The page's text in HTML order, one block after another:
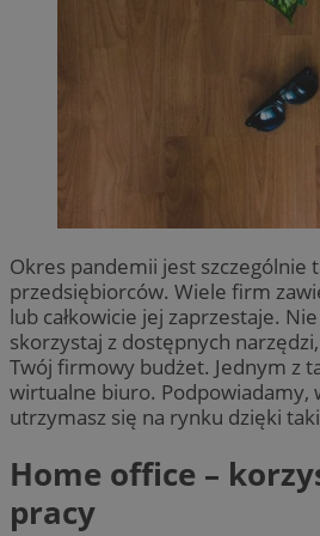
Okres pandemii jest szczególnie
przedsiębiorców. Wiele firm
lub całkowicie jej zaprzestaje.
skorzystaj z dostępnych
Twój firmowy budżet. Jednym z
wirtualne biuro. Podpowiadamy,
utrzymasz się na rynku dzięki
Home office –
pracy